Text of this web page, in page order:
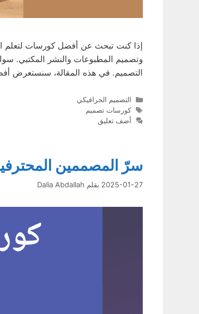
وتصميم المطبوعات والنشر المكتبي.
التصميم. في هذه المقالة، سنستعرض أفضل 12 كورسات
التصنيفات
التصميم الجرافيكي
الوسوم
كورسات تصميم
أضف تعليق
سرّ المصممين
2025-01-27 بقلم Dalia Abdallah